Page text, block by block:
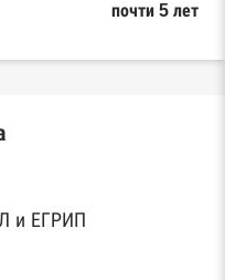
почти 5 лет
и ЕГРИП